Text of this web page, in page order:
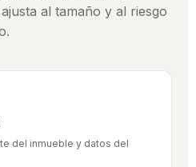
al tamaño y al riesgo
del inmueble y datos del